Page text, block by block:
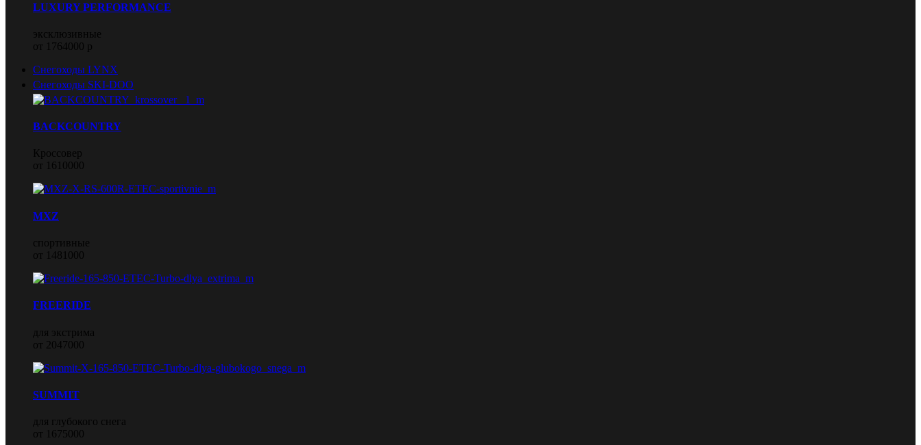
LUXURY PERFORMANCE
эксклюзивные
от 1764000 р
Снегоходы LYNX
Снегоходы SKI-DOO
BACKCOUNTRY
Кроссовер
от 1610000
MXZ
спортивные
от 1481000
FREERIDE
для экстрима
от 2047000
SUMMIT
для глубокого снега
от 1675000